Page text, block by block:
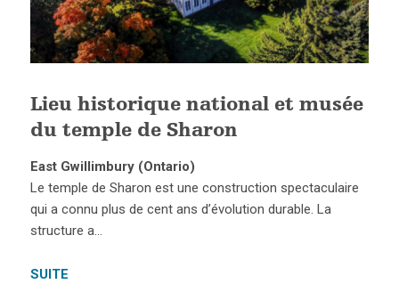
Lieu historique national et musée
du temple de Sharon
East Gwillimbury (Ontario)
Le temple de Sharon est une construction spectaculaire
qui a connu plus de cent ans d’évolution durable. La
structure a…
SUITE